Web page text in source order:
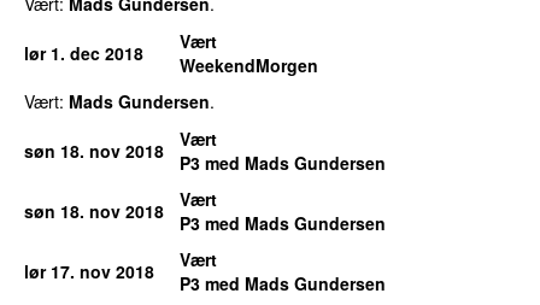
lør 1. dec 2018
Vært
WeekendMorgen
Vært: Mads Gundersen.
søn 18. nov 2018
Vært
P3 med Mads Gundersen
søn 18. nov 2018
Vært
P3 med Mads Gundersen
lør 17. nov 2018
Vært
P3 med Mads Gundersen